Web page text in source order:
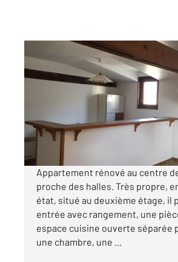
MUSSIDAN 24
52,20 m2, 2 pièces
Ref : 10997
Appartement F2 à louer
400 €
par mois charges comprises
Appartement rénové au centre
proche des halles. Très propre,
état, situé au deuxième étage, il
entrée avec rangement, une
espace cuisine ouverte séparée
une chambre, une ...